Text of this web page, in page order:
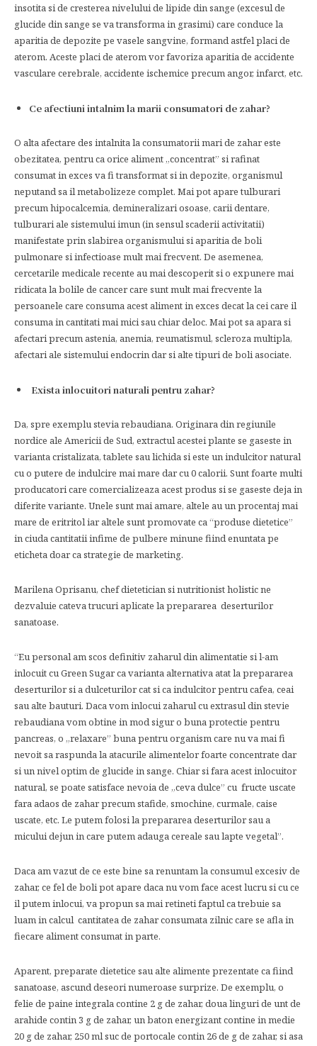
insotita si de cresterea nivelului de lipide din sange (excesul de
glucide din sange se va transforma in grasimi) care conduce la
aparitia de depozite pe vasele sangvine, formand astfel placi de
aterom. Aceste placi de aterom vor favoriza aparitia de accidente
vasculare cerebrale, accidente ischemice precum angor, infarct, etc.
Ce afectiuni intalnim la marii consumatori de zahar?
O alta afectare des intalnita la consumatorii mari de zahar este
obezitatea, pentru ca orice aliment „concentrat” si rafinat
consumat in exces va fi transformat si in depozite, organismul
neputand sa il metabolizeze complet. Mai pot apare tulburari
precum hipocalcemia, demineralizari osoase, carii dentare,
tulburari ale sistemului imun (in sensul scaderii activitatii)
manifestate prin slabirea organismului si aparitia de boli
pulmonare si infectioase mult mai frecvent. De asemenea,
cercetarile medicale recente au mai descoperit si o expunere mai
ridicata la bolile de cancer care sunt mult mai frecvente la
persoanele care consuma acest aliment in exces decat la cei care il
consuma in cantitati mai mici sau chiar deloc. Mai pot sa apara si
afectari precum astenia, anemia, reumatismul, scleroza multipla,
afectari ale sistemului endocrin dar si alte tipuri de boli asociate.
Exista inlocuitori naturali pentru zahar?
Da, spre exemplu stevia rebaudiana. Originara din regiunile
nordice ale Americii de Sud, extractul acestei plante se gaseste in
varianta cristalizata, tablete sau lichida si este un indulcitor natural
cu o putere de indulcire mai mare dar cu 0 calorii. Sunt foarte multi
producatori care comercializeaza acest produs si se gaseste deja in
diferite variante. Unele sunt mai amare, altele au un procentaj mai
mare de eritritol iar altele sunt promovate ca “produse dietetice”
in ciuda cantitatii infime de pulbere minune fiind enuntata pe
eticheta doar ca strategie de marketing.
Marilena Oprisanu, chef dietetician si nutritionist holistic ne
dezvaluie cateva trucuri aplicate la prepararea deserturilor
sanatoase.
“Eu personal am scos definitiv zaharul din alimentatie si l-am
inlocuit cu Green Sugar ca varianta alternativa atat la prepararea
deserturilor si a dulceturilor cat si ca indulcitor pentru cafea, ceai
sau alte bauturi. Daca vom inlocui zaharul cu extrasul din stevie
rebaudiana vom obtine in mod sigur o buna protectie pentru
pancreas, o „relaxare” buna pentru organism care nu va mai fi
nevoit sa raspunda la atacurile alimentelor foarte concentrate dar
si un nivel optim de glucide in sange. Chiar si fara acest inlocuitor
natural, se poate satisface nevoia de „ceva dulce” cu fructe uscate
fara adaos de zahar precum stafide, smochine, curmale, caise
uscate, etc. Le putem folosi la prepararea deserturilor sau a
micului dejun in care putem adauga cereale sau lapte vegetal”.
Daca am vazut de ce este bine sa renuntam la consumul excesiv de
zahar, ce fel de boli pot apare daca nu vom face acest lucru si cu ce
il putem inlocui, va propun sa mai retineti faptul ca trebuie sa
luam in calcul cantitatea de zahar consumata zilnic care se afla in
fiecare aliment consumat in parte.
Aparent, preparate dietetice sau alte alimente prezentate ca fiind
sanatoase, ascund deseori numeroase surprize. De exemplu, o
felie de paine integrala contine 2 g de zahar, doua linguri de unt de
arahide contin 3 g de zahar, un baton energizant contine in medie
20 g de zahar, 250 ml suc de portocale contin 26 de g de zahar, si asa